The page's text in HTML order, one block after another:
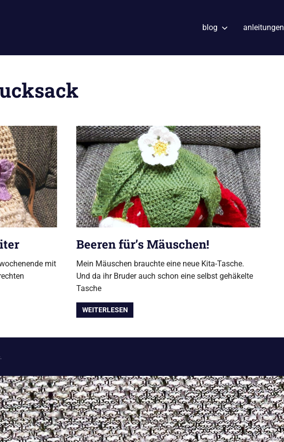
blog anleitungen
mit
Beeren für’s Mäuschen!
Mein Mäuschen brauchte eine neue Kita-Tasche.
Und da ihr Bruder auch schon eine selbst gehäkelte
Tasche
WEITERLESEN